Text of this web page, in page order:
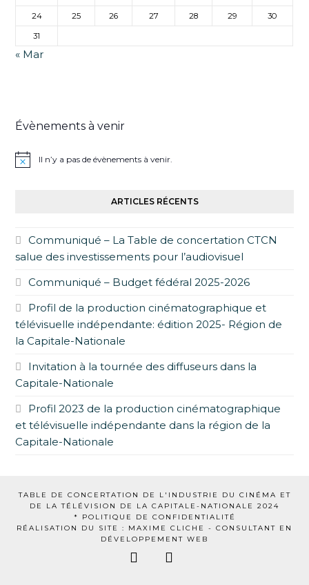
24 25 26 27 28 29 30
31
« Mar
Évènements à venir
Il n’y a pas de évènements à venir.
ARTICLES RÉCENTS
Communiqué – La Table de concertation CTCN
salue des investissements pour l’audiovisuel
Communiqué – Budget fédéral 2025-2026
Profil de la production cinématographique et
télévisuelle indépendante: édition 2025- Région de
la Capitale-Nationale
Invitation à la tournée des diffuseurs dans la
Capitale-Nationale
Profil 2023 de la production cinématographique
et télévisuelle indépendante dans la région de la
Capitale-Nationale
TABLE DE CONCERTATION DE L'INDUSTRIE DU CINÉMA ET
DE LA TÉLÉVISION DE LA CAPITALE-NATIONALE 2024
* POLITIQUE DE CONFIDENTIALITÉ
RÉALISATION DU SITE : MAXIME CLICHE - CONSULTANT EN
DÉVELOPPEMENT WEB